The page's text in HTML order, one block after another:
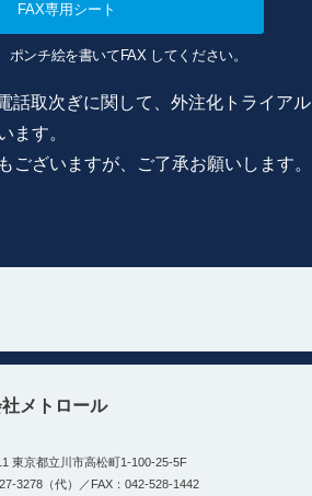
FAX専用シート
ポンチ絵を書いてFAX してください。
話取次ぎに関して、外注化トライアル
ます。
ございますが、ご了承お願いします。
メトロール
東京都立川市高松町1-100-25-5F
3278（代）／FAX：042-528-1442